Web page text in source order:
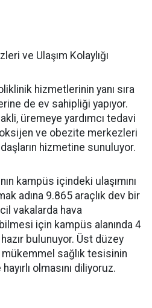
ve Ulaşım Kolaylığı
hizmetlerinin yanı sıra
de ev sahipliği yapıyor.
üremeye yardımcı tedavi
ve obezite merkezleri
hizmetine sunuluyor.
kampüs içindeki ulaşımını
adına 9.865 araçlık dev bir
vakalarda hava
için kampüs alanında 4
bulunuyor. Üst düzey
sağlık tesisinin
olmasını diliyoruz.